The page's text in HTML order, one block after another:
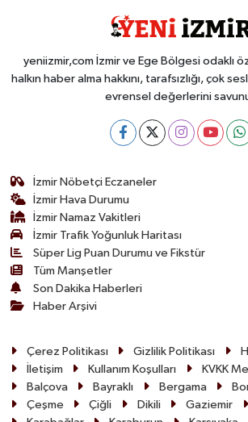
yeniizmir,com İzmir ve Ege Bölgesi odaklı
halkın haber alma hakkını, tarafsızlığı, çok
evrensel değerlerini
İzmir Nöbetçi Eczaneler
İzmir Hava Durumu
İzmir Namaz Vakitleri
İzmir Trafik Yoğunluk Haritası
Süper Lig Puan Durumu ve Fikstür
Tüm Manşetler
Son Dakika Haberleri
Haber Arşivi
Çerez Politikası Gizlilik Politikası
İletişim
Kullanım Koşulları KVKK
Balçova
Bayraklı Bergama
Çeşme
Çiğli Dikili Gaziemir